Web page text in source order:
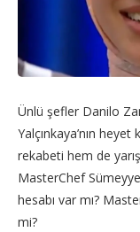
Ünlü şefler Danilo
Yalçınkaya’nın
rekabeti hem de
MasterChef
hesabı var mı?
mi?